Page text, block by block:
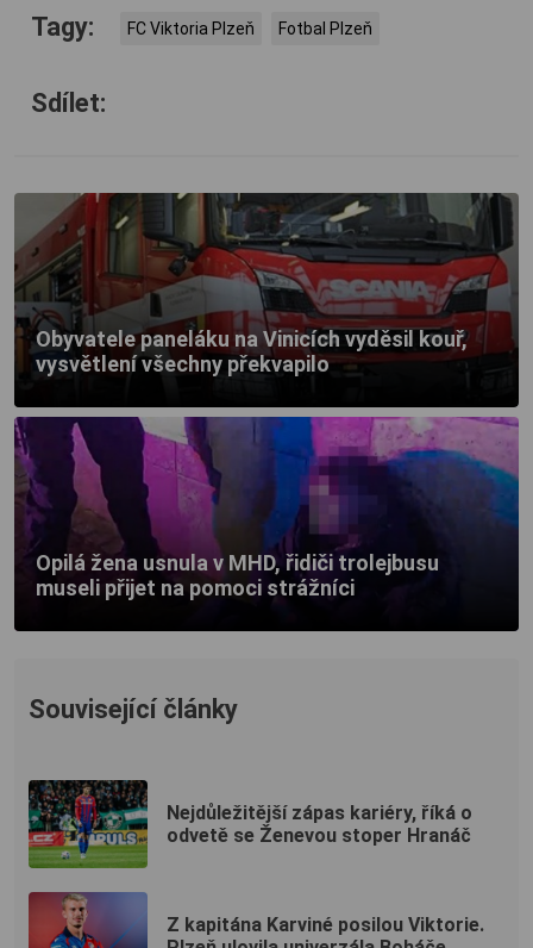
Tagy: FC Viktoria Plzeň Fotbal Plzeň
Sdílet:
Obyvatele paneláku na Vinicích vyděsil kouř,
vysvětlení všechny překvapilo
Opilá žena usnula v MHD, řidiči trolejbusu
museli přijet na pomoci strážníci
Související články
Nejdůležitější zápas kariéry, říká o
odvetě se Ženevou stoper Hranáč
Z kapitána Karviné posilou Viktorie.